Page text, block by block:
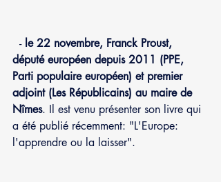
  -
le 22 novembre, Franck Proust,
député européen depuis 2011 (PPE,
Parti populaire européen) et premier
adjoint (Les Républicains) au maire de
Nîmes. Il est venu présenter son livre qui
a été publié récemment: "L'Europe:
l'apprendre ou la laisser".